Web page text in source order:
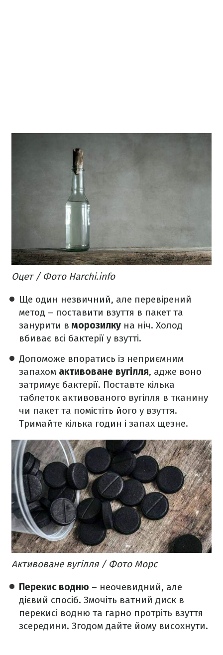
Оцет / Фото Harchi.info
Ще один незвичний, але перевірений
метод – поставити взуття в пакет та
занурити в морозилку на ніч. Холод
вбиває всі бактерії у взутті.
Допоможе впоратись із неприємним
запахом активоване вугілля, адже воно
затримує бактерії. Поставте кілька
таблеток активованого вугілля в тканину
чи пакет та помістіть його у взуття.
Тримайте кілька годин і запах щезне.
Активоване вугілля / Фото Морс
Перекис водню – неочевидний, але
дієвий спосіб. Змочіть ватний диск в
перекисі водню та гарно протріть взуття
зсередини. Згодом дайте йому висохнути.